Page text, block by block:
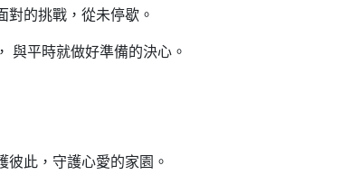
對的挑戰，從未停歇。
與平時就做好準備的決心。
此，守護心愛的家園。